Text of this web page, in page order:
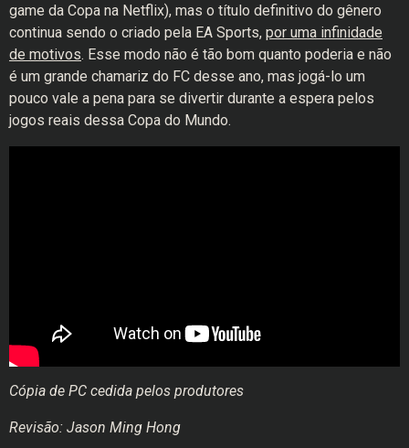
game da Copa na Netflix), mas o título definitivo do gênero
continua sendo o criado pela EA Sports, por uma infinidade
de motivos. Esse modo não é tão bom quanto poderia e não
é um grande chamariz do FC desse ano, mas jogá-lo um
pouco vale a pena para se divertir durante a espera pelos
jogos reais dessa Copa do Mundo.
Cópia de PC cedida pelos produtores
Revisão: Jason Ming Hong